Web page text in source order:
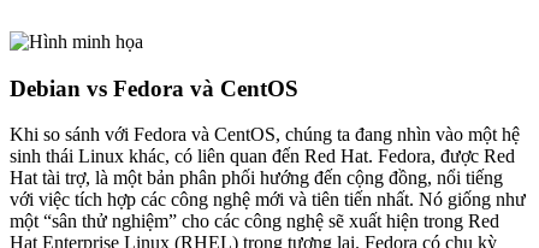
Debian vs Fedora và CentOS
Khi so sánh với Fedora và CentOS, chúng ta đang nhìn vào một hệ
sinh thái Linux khác, có liên quan đến Red Hat. Fedora, được Red
Hat tài trợ, là một bản phân phối hướng đến cộng đồng, nổi tiếng
với việc tích hợp các công nghệ mới và tiên tiến nhất. Nó giống như
một “sân thử nghiệm” cho các công nghệ sẽ xuất hiện trong Red
Hat Enterprise Linux (RHEL) trong tương lai. Fedora có chu kỳ